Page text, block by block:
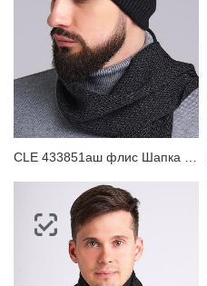
CLE 433851аш флис Шапка мужская